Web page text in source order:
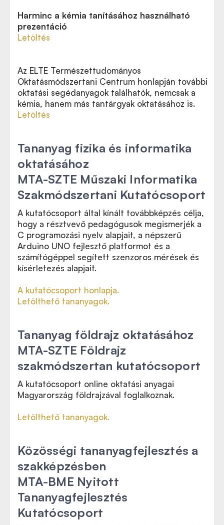
Harminc a kémia tanításához használható
prezentáció
Letöltés
Az ELTE Természettudományos
Oktatásmódszertani Centrum honlapján további
oktatási segédanyagok találhatók, nemcsak a
kémia, hanem más tantárgyak oktatásához is.
Letöltés
Tananyag fizika és informatika
oktatásához
MTA-SZTE Műszaki Informatika
Szakmódszertani Kutatócsoport
A kutatócsoport által kínált továbbképzés célja,
hogy a résztvevő pedagógusok megismerjék a
C programozási nyelv alapjait, a népszerű
Arduino UNO fejlesztő platformot és a
számítógéppel segített szenzoros mérések és
kísérletezés alapjait.
A kutatócsoport honlapja.
Letölthető tananyagok.
Tananyag földrajz oktatásához
MTA-SZTE Földrajz
szakmódszertan kutatócsoport
A kutatócsoport online oktatási anyagai
Magyarország földrajzával foglalkoznak.
Letölthető tananyagok.
Közösségi tananyagfejlesztés a
szakképzésben
MTA-BME Nyitott
Tananyagfejlesztés
Kutatócsoport